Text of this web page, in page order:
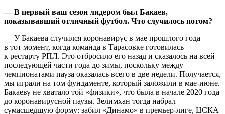
— В первый ваш сезон лидером был Бакаев,
показывавший отличный футбол. Что случилось потом?
— У Бакаева случился коронавирус в мае прошлого года —
в тот момент, когда команда в Тарасовке готовилась
к рестарту РПЛ. Это отбросило его назад и сказалось на всей
последующей части года до зимы, поскольку между
чемпионатами пауза оказалась всего в две недели. Получается,
мы играли на том фундаменте, который заложили в мае-июне.
Бакаеву не хватало той «физики», что была в начале 2020 года
до коронавирусной паузы. Зелимхан тогда набрал
сумасшедшую форму: забил «Динамо» в премьер-лиге, ЦСКА